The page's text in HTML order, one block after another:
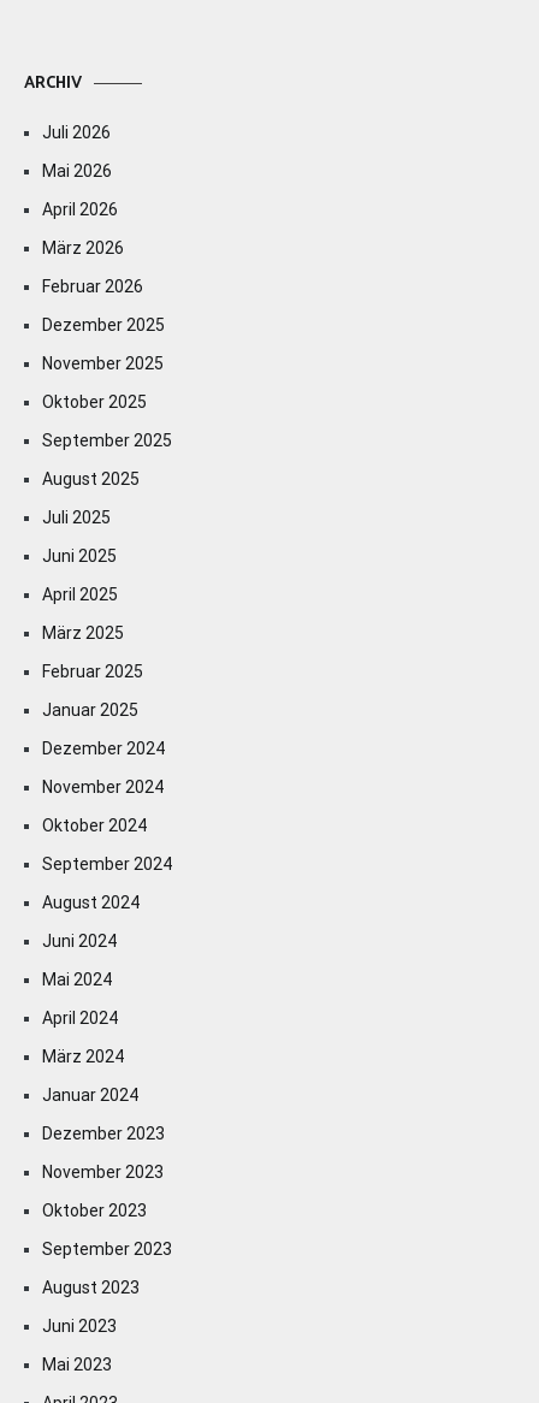
ARCHIV
Juli 2026
Mai 2026
April 2026
März 2026
Februar 2026
Dezember 2025
November 2025
Oktober 2025
September 2025
August 2025
Juli 2025
Juni 2025
April 2025
März 2025
Februar 2025
Januar 2025
Dezember 2024
November 2024
Oktober 2024
September 2024
August 2024
Juni 2024
Mai 2024
April 2024
März 2024
Januar 2024
Dezember 2023
November 2023
Oktober 2023
September 2023
August 2023
Juni 2023
Mai 2023